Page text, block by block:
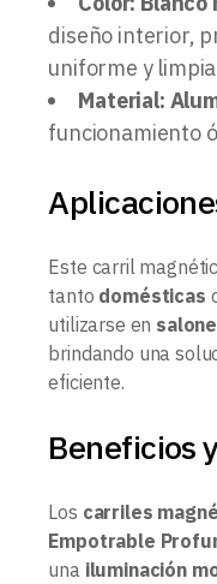
diseño interior,
uniforme y
Material:
funcionamiento
Este carril
tanto domésticas
utilizarse en
brindando una
eficiente.
Beneficios
Los carriles
Empotrable
una iluminación